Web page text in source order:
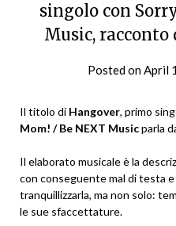
singolo con
Music, racconto
Posted onApril
Il titolo di Hangover, primo
Mom! / Be NEXT Musicparla
Il elaborato musicale è la
con conseguente mal di testa e
tranquillizzarla, ma non solo:
le sue sfaccettature.